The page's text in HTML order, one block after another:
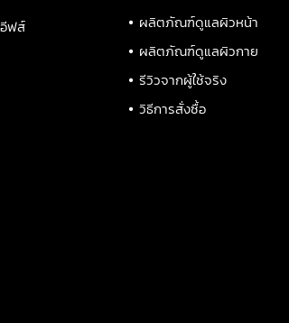
ฟส์
• ผลิตภัณฑ์ดูแลผิวหน้า
• ผลิตภัณฑ์ดูแลผิวกาย
• รีวิวจากผู้ใช้จริง
• วิธีการสั่งซื้อ